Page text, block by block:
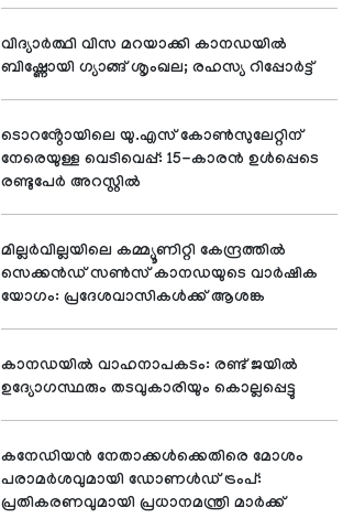
വിദ്യാര്‍ത്ഥി വിസ മറയാക്കി കാനഡയില്‍
ബിഷ്ണോയി ഗ്യാങ്ങ് ശൃംഖല; രഹസ്യ റിപ്പോര്‍ട്ട്
ടൊറൻ്റോയിലെ യു.എസ് കോൺസുലേറ്റിന്
നേരെയുള്ള വെടിവെപ്പ്: 15-കാരൻ ഉൾപ്പെടെ
രണ്ടുപേർ അറസ്റ്റിൽ
മില്ലർവില്ലയിലെ കമ്മ്യൂണിറ്റി കേന്ദ്രത്തിൽ
സെക്കൻഡ് സൺസ് കാനഡയുടെ വാർഷിക
യോഗം: പ്രദേശവാസികൾക്ക് ആശങ്ക
കാനഡയിൽ വാഹനാപകടം: രണ്ട് ജയിൽ
ഉദ്യോഗസ്ഥരും തടവുകാരിയും കൊല്ലപ്പെട്ടു
കനേഡിയൻ നേതാക്കൾക്കെതിരെ മോശം
പരാമർശവുമായി ഡോണൾഡ് ട്രംപ്:
പ്രതികരണവുമായി പ്രധാനമന്ത്രി മാർക്ക്